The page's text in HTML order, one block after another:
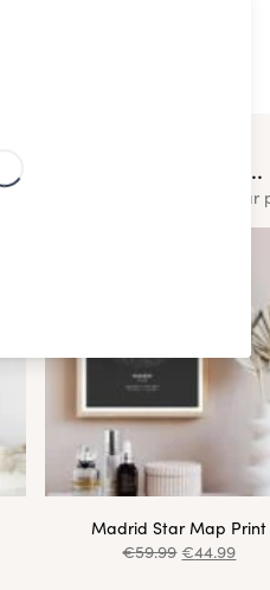
You may also like...
Check out some of our other similar
Madrid Star Map Print
€59.99 €44.99